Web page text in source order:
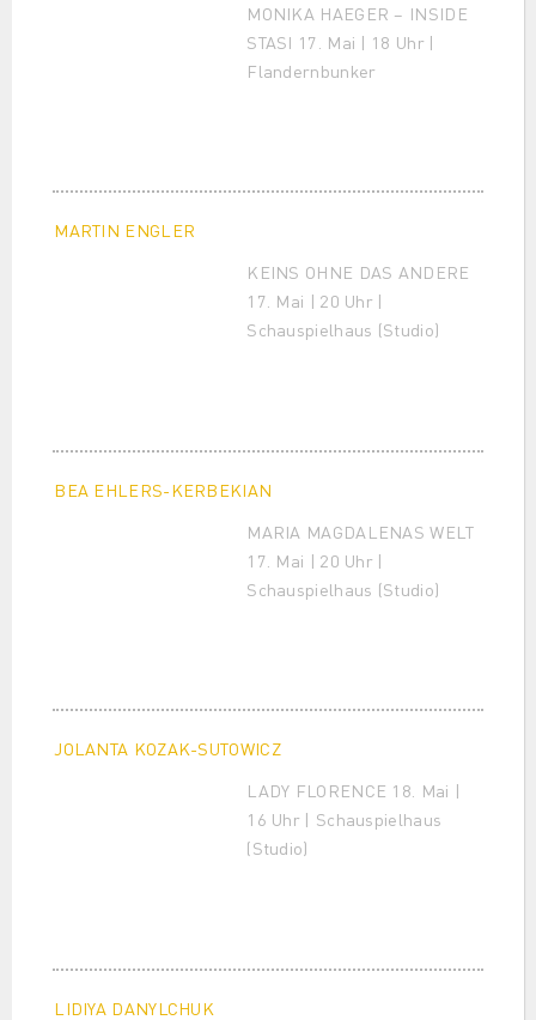
MONIKA HAEGER – INSIDE
STASI 17. Mai | 18 Uhr |
Flandernbunker
MARTIN ENGLER
KEINS OHNE DAS ANDERE
17. Mai | 20 Uhr |
Schauspielhaus (Studio)
BEA EHLERS-KERBEKIAN
MARIA MAGDALENAS WELT
17. Mai | 20 Uhr |
Schauspielhaus (Studio)
JOLANTA KOZAK-SUTOWICZ
LADY FLORENCE 18. Mai |
16 Uhr | Schauspielhaus
(Studio)
LIDIYA DANYLCHUK